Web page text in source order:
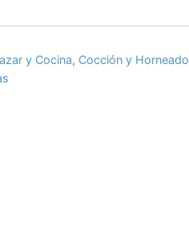
y Cocina, Cocción y Horneado